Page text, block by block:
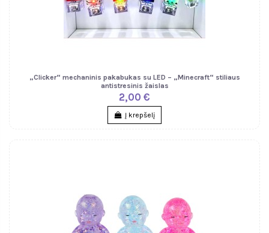
„Clicker“ mechaninis pakabukas su LED – „Minecraft“ stiliaus
antistresinis žaislas
2,00 €
Į krepšelį